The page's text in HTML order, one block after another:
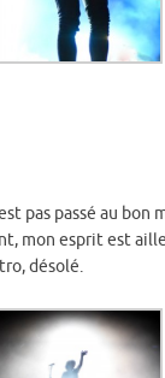
pas passé au
mon esprit est
désolé.